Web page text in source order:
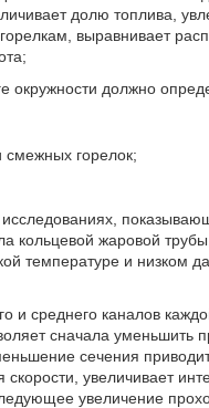
долю топлива,
выравнивает
окружности должно
смежных горелок;
кольцевой жаровой
температуре и низком
и среднего каналов
сначала уменьшить
сечения
увеличивает
увеличение